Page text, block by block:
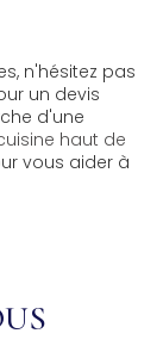
n'hésitez pas
un devis
d'une
haut de
vous aider à